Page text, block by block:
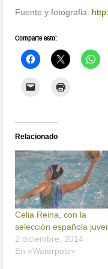
Fuente y fotografia:
Comparte esto:
Relacionado
Celia Reina, con la
selección española
2 diciembre, 2014
En «Waterpolo»